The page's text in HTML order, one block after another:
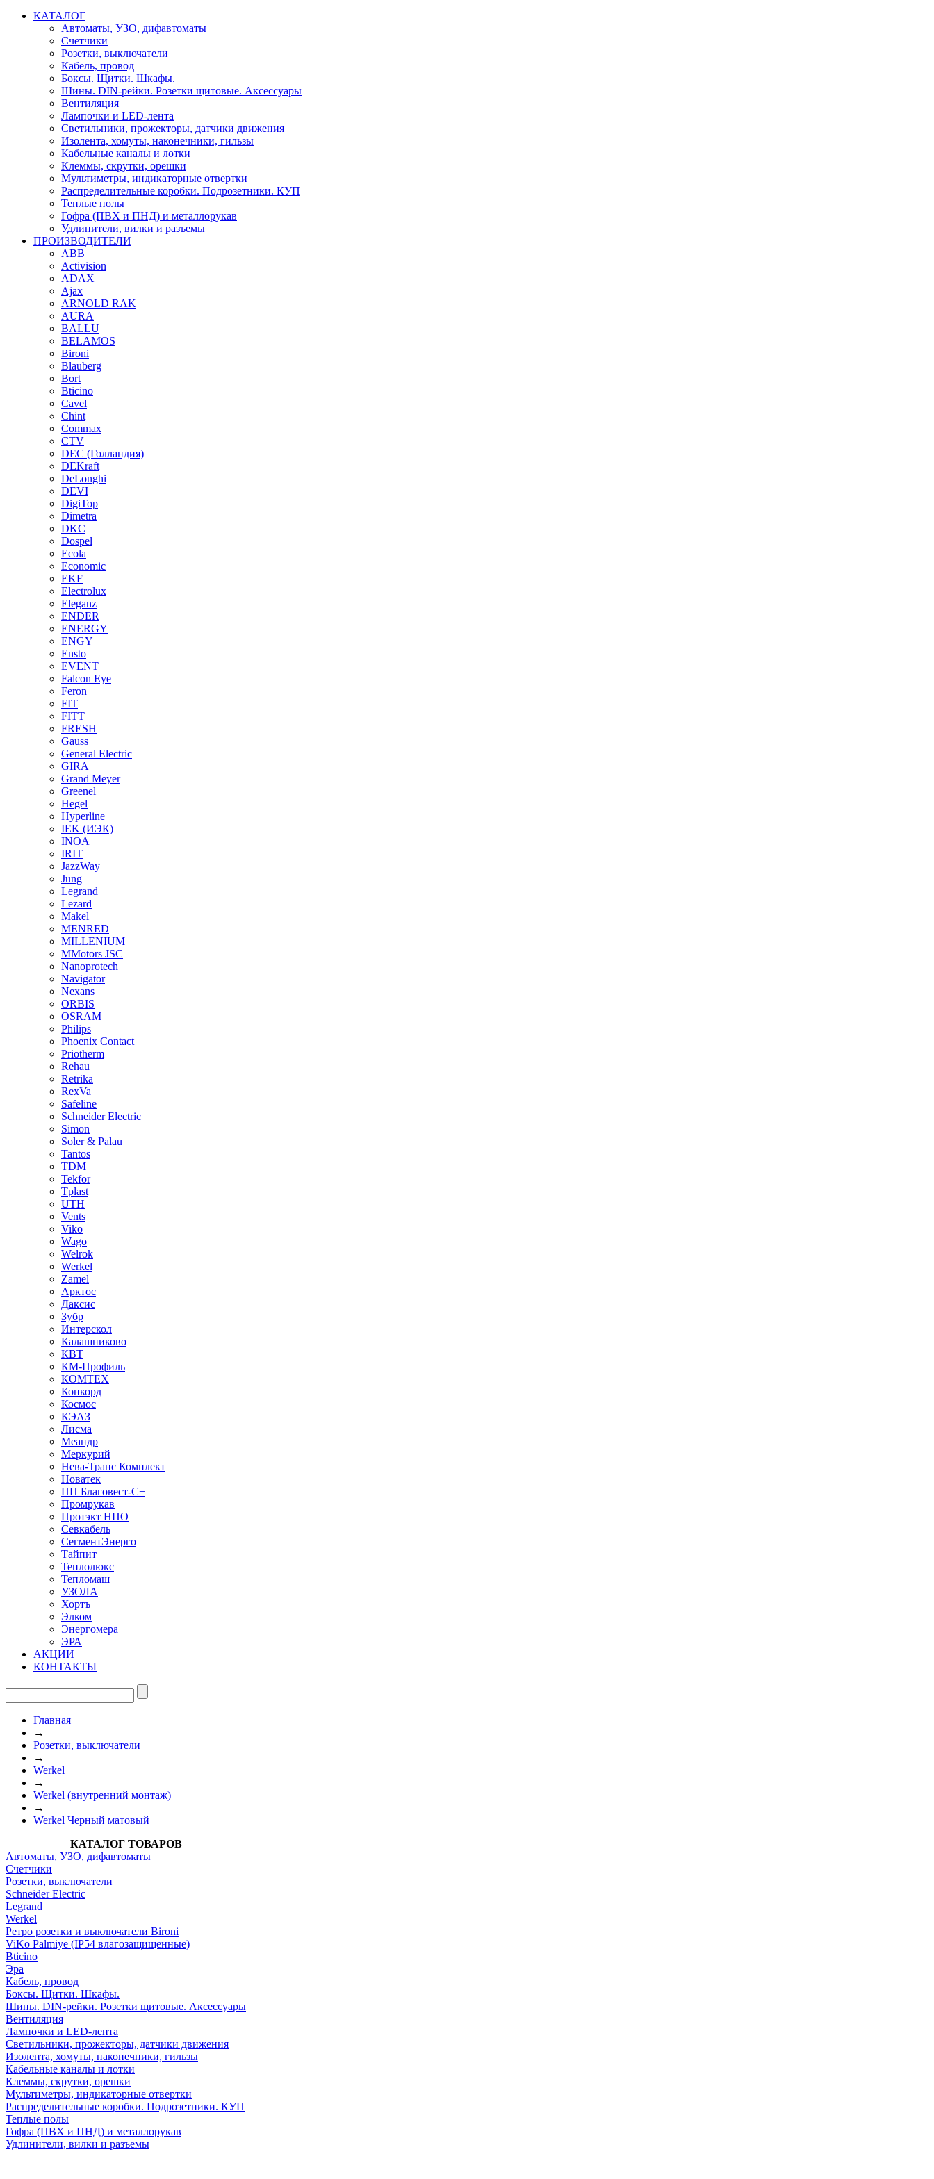
КАТАЛОГ
Автоматы, УЗО, дифавтоматы
Счетчики
Розетки, выключатели
Кабель, провод
Боксы. Щитки. Шкафы.
Шины. DIN-рейки. Розетки щитовые. Аксессуары
Вентиляция
Лампочки и LED-лента
Светильники, прожекторы, датчики движения
Изолента, хомуты, наконечники, гильзы
Кабельные каналы и лотки
Клеммы, скрутки, орешки
Мультиметры, индикаторные отвертки
Распределительные коробки. Подрозетники. КУП
Теплые полы
Гофра (ПВХ и ПНД) и металлорукав
Удлинители, вилки и разъемы
ПРОИЗВОДИТЕЛИ
ABB
Activision
ADAX
Ajax
ARNOLD RAK
AURA
BALLU
BELAMOS
Bironi
Blauberg
Bort
Bticino
Cavel
Chint
Commax
CTV
DEC (Голландия)
DEKraft
DeLonghi
DEVI
DigiTop
Dimetra
DKC
Dospel
Ecola
Economic
EKF
Electrolux
Eleganz
ENDER
ENERGY
ENGY
Ensto
EVENT
Falcon Eye
Feron
FIT
FITT
FRESH
Gauss
General Electric
GIRA
Grand Meyer
Greenel
Hegel
Hyperline
IEK (ИЭК)
INOA
IRIT
JazzWay
Jung
Legrand
Lezard
Makel
MENRED
MILLENIUM
MMotors JSC
Nanoprotech
Navigator
Nexans
ORBIS
OSRAM
Philips
Phoenix Contact
Priotherm
Rehau
Retrika
RexVa
Safeline
Schneider Electric
Simon
Soler & Palau
Tantos
TDM
Tekfor
Tplast
UTH
Vents
Viko
Wago
Welrok
Werkel
Zamel
Арктос
Даксис
Зубр
Интерскол
Калашниково
КВТ
КМ-Профиль
КОМТЕХ
Конкорд
Космос
КЭАЗ
Лисма
Меандр
Меркурий
Нева-Транс Комплект
Новатек
ПП Благовест-С+
Промрукав
Протэкт НПО
Севкабель
СегментЭнерго
Тайпит
Теплолюкс
Тепломаш
УЗОЛА
Хортъ
Элком
Энергомера
ЭРА
АКЦИИ
КОНТАКТЫ
Главная
→
Розетки, выключатели
→
Werkel
→
Werkel (внутренний монтаж)
→
Werkel Черный матовый
КАТАЛОГ ТОВАРОВ
Автоматы, УЗО, дифавтоматы
Счетчики
Розетки, выключатели
Schneider Electric
Legrand
Werkel
Ретро розетки и выключатели Bironi
ViKo Palmiye (IP54 влагозащищенные)
Bticino
Эра
Кабель, провод
Боксы. Щитки. Шкафы.
Шины. DIN-рейки. Розетки щитовые. Аксессуары
Вентиляция
Лампочки и LED-лента
Светильники, прожекторы, датчики движения
Изолента, хомуты, наконечники, гильзы
Кабельные каналы и лотки
Клеммы, скрутки, орешки
Мультиметры, индикаторные отвертки
Распределительные коробки. Подрозетники. КУП
Теплые полы
Гофра (ПВХ и ПНД) и металлорукав
Удлинители, вилки и разъемы